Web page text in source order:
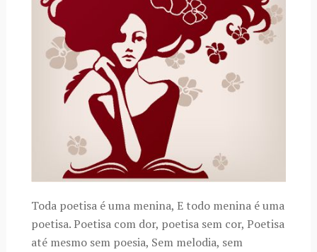
Toda poetisa é uma menina, E todo menina é uma
poetisa. Poetisa com dor, poetisa sem cor, Poetisa
até mesmo sem poesia, Sem melodia, sem